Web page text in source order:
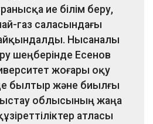
ие білім беру,
газ саласындағы
Нысаналы
шеңберінде Есенов
жоғары оқу
былтыр және биылғы
облысының жаңа
атласы